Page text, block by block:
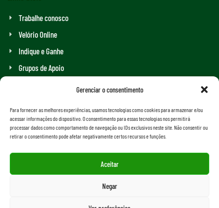
Gerenciar o consentimento
Para fornecer as melhores experiências, usamos tecnologias como cookies para armazenar e/ou
acessar informações do dispositivo. O consentimento para essas tecnologias nos permitirá
processar dados como comportamento de navegação ou IDs exclusivos neste site. Não consentir ou
retirar o consentimento pode afetar negativamente certos recursos e funções.
Aceitar
Negar
Trabalhe conosco
Velório Online
Indique e Ganhe
Grupos de Apoio
Plano funerário em Salvador e região
Plano funerário em João Pessoa e região
Plano funerário em Campina Grande e região
Associação Cemitério Vale da Saudade